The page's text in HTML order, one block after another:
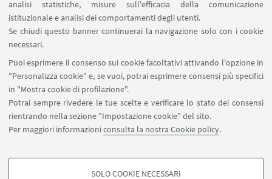
analisi statistiche, misure sull'efficacia della comunicazione
istituzionale e analisi dei comportamenti degli utenti.
Se chiudi questo banner continuerai la navigazione solo con i cookie
necessari.
Puoi esprimere il consenso sui cookie facoltativi attivando l'opzione in
"Personalizza cookie" e, se vuoi, potrai esprimere consensi più specifici
in "Mostra cookie di profilazione".
Potrai sempre rivedere le tue scelte e verificare lo stato dei consensi
rientrando nella sezione "Impostazione cookie" del sito.
Per maggiori informazioniconsulta la nostra Cookie policy.
SOLO COOKIE NECESSARI
all’epoca in Spagna.
A cura di:Università Popolare “La Sorgiva” di
Montecchio Emilia.
IN EVIDENZA